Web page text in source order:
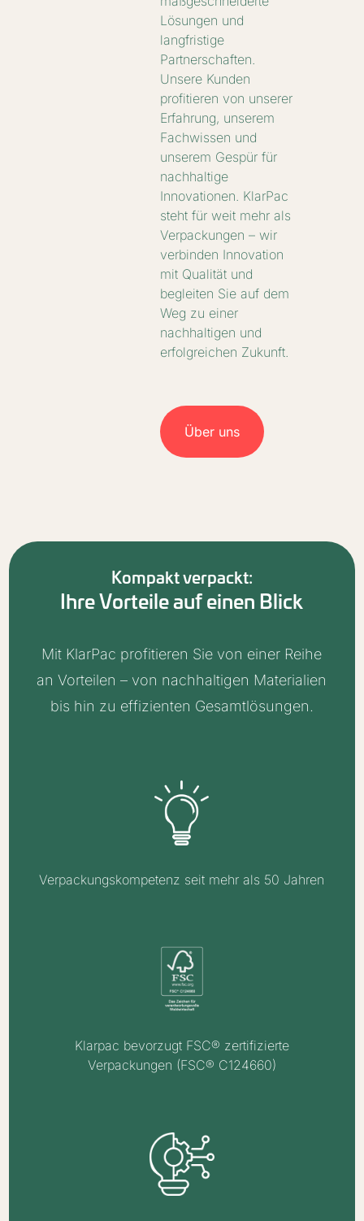
Lösungen und
langfristige
Partnerschaften.
Unsere Kunden
profitieren von unserer
Erfahrung, unserem
Fachwissen und
unserem Gespür für
nachhaltige
Innovationen. KlarPac
steht für weit mehr als
Verpackungen – wir
verbinden Innovation
mit Qualität und
begleiten Sie auf dem
Weg zu einer
nachhaltigen und
erfolgreichen Zukunft.
Über uns
Kompakt verpackt:
Ihre Vorteile auf einen Blick
Mit KlarPac profitieren Sie von einer Reihe
an Vorteilen – von nachhaltigen Materialien
bis hin zu effizienten Gesamtlösungen.
Verpackungskompetenz seit mehr als 50 Jahren
Klarpac bevorzugt FSC® zertifizierte
Verpackungen (FSC® C124660)